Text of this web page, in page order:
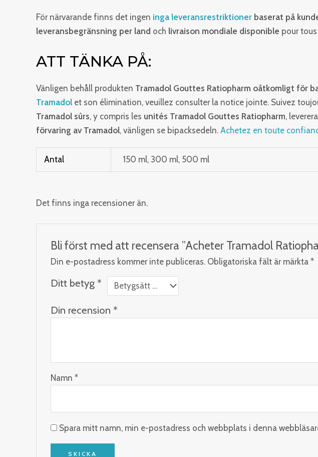
För närvarande finns det ingen inga leveransrestriktioner baserat på
leveransbegränsning per land och livraison mondiale disponible pour
ATT TÄNKA PÅ:
Vänligen behåll produkten Tramadol Gouttes Ratiopharm oåtkomligt för
Tramadol et son élimination, veuillez consulter la notice jointe. Suivez
Tramadol sûrs, y compris les unités Tramadol Gouttes Ratiopharm,
förvaring av Tramadol, vänligen se bipacksedeln. Achetez en toute
Antal 150 ml, 300 ml, 500 ml
Det finns inga recensioner än.
Bli först med att recensera ”Acheter Tramadol
Din e-postadress kommer inte publiceras. Obligatoriska fält är märkta*
Ditt betyg *
Din recension *
Namn*
Spara mitt namn, min e-postadress och webbplats i denna